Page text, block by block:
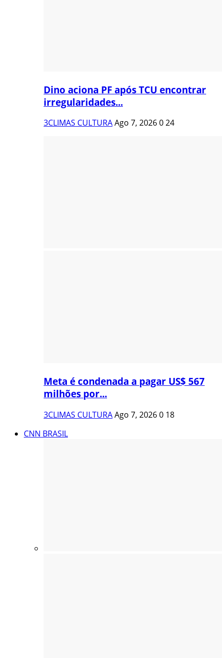
Dino aciona PF após TCU encontrar
irregularidades...
3CLIMAS CULTURAAgo 7, 2026024
Meta é condenada a pagar US$ 567
milhões por...
3CLIMAS CULTURAAgo 7, 20260 18
CNN BRASIL